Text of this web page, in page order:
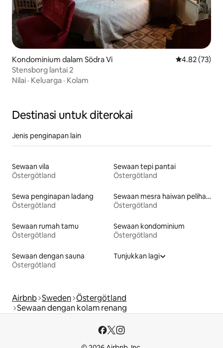
Kondominium dalam Södra Vi Penarafan
4.82 (73)
Stensborg lantai 2
Nilai · Keluarga · Kolam
Destinasi untuk diterokai
Jenis penginapan lain
Sewaan vila
Östergötland
Sewaan tepi pantai
Östergötland
Sewa penginapan ladang
Östergötland
Sewaan mesra haiwan peliharaan
Östergötland
Sewaan rumah tamu
Östergötland
Sewaan kondominium
Östergötland
Sewaan dengan sauna
Östergötland
Tunjukkan lagi
Airbnb Sweden Östergötland
Sewaan dengan kolam renang